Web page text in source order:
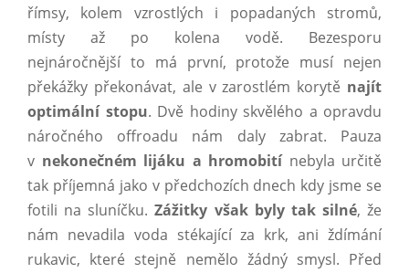
římsy, kolem vzrostlých i popadaných stromů,
místy až po kolena vodě. Bezesporu
nejnáročnější to má první, protože musí nejen
překážky překonávat, ale v zarostlém korytě najít
optimální stopu. Dvě hodiny skvělého a opravdu
náročného offroadu nám daly zabrat. Pauza
v nekonečném lijáku a hromobití nebyla určitě
tak příjemná jako v předchozích dnech kdy jsme se
fotili na sluníčku.Zážitky však byly tak silné, že
nám nevadila voda stékající za krk, ani ždímání
rukavic, které stejně nemělo žádný smysl. Před